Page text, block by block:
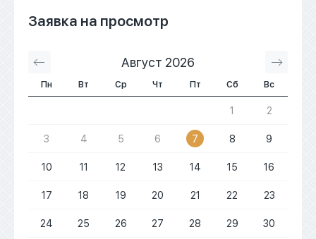
Заявка на просмотр
Август 2026
Пн Вт Ср Чт Пт Сб Вс
1 2
3 4 5 6 7 8 9
10 11 12 13 14 15 16
17 18 19 20 21 22 23
24 25 26 27 28 29 30